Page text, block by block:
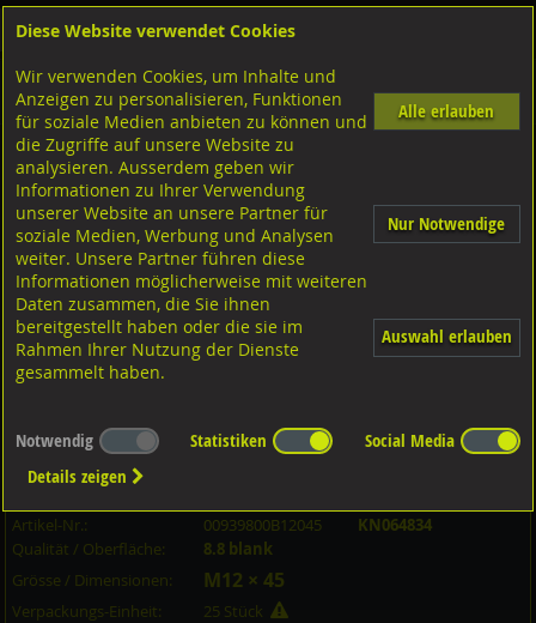
Shop Schrauben Diverse Schrauben
M-Gewinde
Diverse Ausführungen M-GewindeStiftschrauben 1,25d
Stiftschrauben mit Festsitz, DIN939 8.8 blank M12x45
Artikel-Informationen
Artikel-Nr.:
00939800B12045
KN064834
Qualität / Oberfläche:
8.8 blank
Grösse / Dimensionen:
M12 × 45
Verpackungs-Einheit: 25 Stück
Diese Website verwendet Cookies
Wir verwenden Cookies, um Inhalte und
Anzeigen zu personalisieren, Funktionen
für soziale Medien anbieten zu können und
die Zugriffe auf unsere Website zu
analysieren. Ausserdem geben wir
Informationen zu Ihrer Verwendung
unserer Website an unsere Partner für
soziale Medien, Werbung und Analysen
weiter. Unsere Partner führen diese
Informationen möglicherweise mit weiteren
Daten zusammen, die Sie ihnen
bereitgestellt haben oder die sie im
Rahmen Ihrer Nutzung der Dienste
gesammelt haben.
Alle erlauben
Nur Notwendige
Auswahl erlauben
Notwendig Statistiken
Social Media
Details zeigen